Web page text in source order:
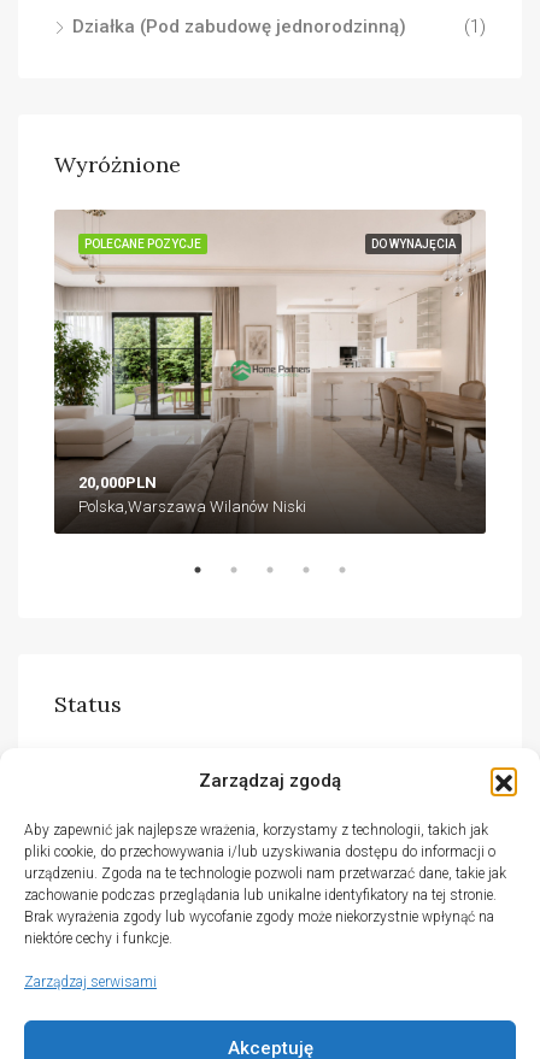
Zarządzaj zgodą
Aby zapewnić jak najlepsze wrażenia, korzystamy z technologii, takich jak
pliki cookie, do przechowywania i/lub uzyskiwania dostępu do informacji o
urządzeniu. Zgoda na te technologie pozwoli nam przetwarzać dane, takie jak
zachowanie podczas przeglądania lub unikalne identyfikatory na tej stronie.
Brak wyrażenia zgody lub wycofanie zgody może niekorzystnie wpłynąć na
niektóre cechy i funkcje.
Zarządzaj serwisami
Akceptuję
Działka (Pod zabudowę jednorodzinną)
(1)
Wyróżnione
DO WYNAJĘCIA
POLECANE POZYCJE
20,000PLN
Polska,Warszawa Wilanów Niski
Status